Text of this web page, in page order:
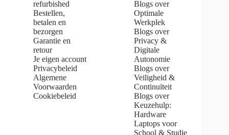
refurbished
Bestellen,
betalen en
bezorgen
Garantie en
retour
Je eigen account
Privacybeleid
Algemene
Voorwaarden
Cookiebeleid
Blogs over
Optimale
Werkplek
Blogs over
Privacy &
Digitale
Autonomie
Blogs over
Veiligheid &
Continuïteit
Blogs over
Keuzehulp:
Hardware
Laptops voor
School & Studie